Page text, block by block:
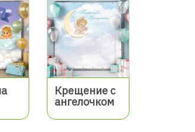
Крещение с
ангелочком